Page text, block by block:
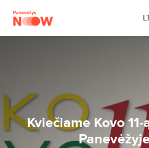
Kviečiame Kovo